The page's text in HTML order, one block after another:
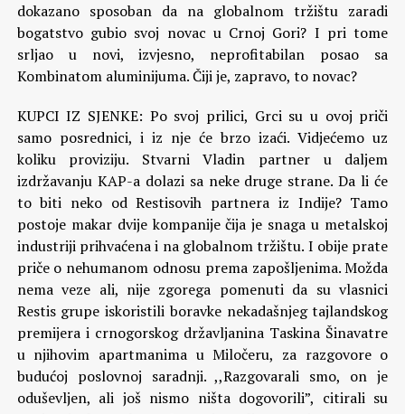
dokazano sposoban da na globalnom tržištu zaradi
bogatstvo gubio svoj novac u Crnoj Gori? I pri tome
srljao u novi, izvjesno, neprofitabilan posao sa
Kombinatom aluminijuma. Čiji je, zapravo, to novac?
KUPCI IZ SJENKE: Po svoj prilici, Grci su u ovoj priči
samo posrednici, i iz nje će brzo izaći. Vidjećemo uz
koliku proviziju. Stvarni Vladin partner u daljem
izdržavanju KAP-a dolazi sa neke druge strane. Da li će
to biti neko od Restisovih partnera iz Indije? Tamo
postoje makar dvije kompanije čija je snaga u metalskoj
industriji prihvaćena i na globalnom tržištu. I obije prate
priče o nehumanom odnosu prema zapošljenima. Možda
nema veze ali, nije zgorega pomenuti da su vlasnici
Restis grupe iskoristili boravke nekadašnjeg tajlandskog
premijera i crnogorskog državljanina Taskina Šinavatre
u njihovim apartmanima u Miločeru, za razgovore o
budućoj poslovnoj saradnji. ,,Razgovarali smo, on je
oduševljen, ali još nismo ništa dogovorili”, citirali su